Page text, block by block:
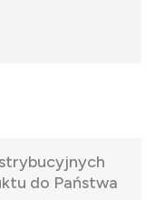
do Państwa